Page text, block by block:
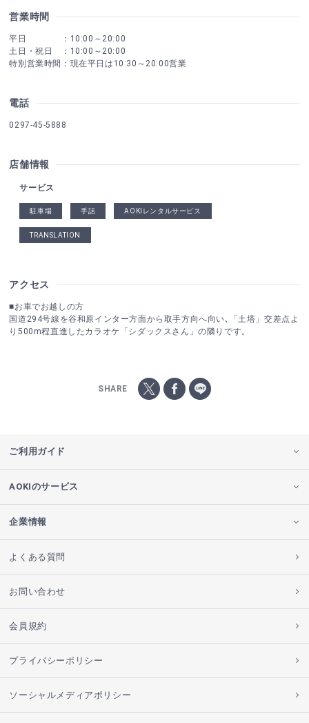
営業時間
平日 ：10:00～20:00
土日・祝日 ：10:00～20:00
特別営業時間：現在平日は10:30～20:00営業
電話
0297-45-5888
店舗情報
サービス
駐車場 手話 AOKIレンタルサービス
TRANSLATION
アクセス
■お車でお越しの方
国道294号線を谷和原インター方面から取手方向へ向い､「土塔」交差点よ
り500m程直進したカラオケ「シダックスさん」の隣りです。
SHARE
ご利用ガイド
AOKIのサービス
企業情報
よくある質問
お問い合わせ
会員規約
プライバシーポリシー
ソーシャルメディアポリシー